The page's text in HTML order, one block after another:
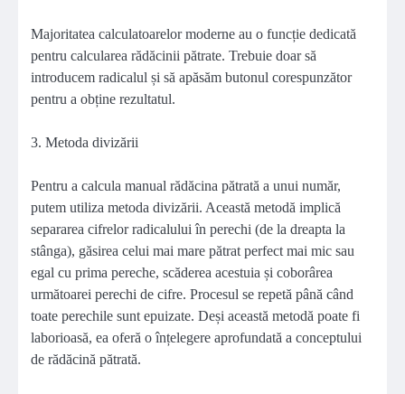
Majoritatea calculatoarelor moderne au o funcție dedicată
pentru calcularea rădăcinii pătrate. Trebuie doar să
introducem radicalul și să apăsăm butonul corespunzător
pentru a obține rezultatul.
3. Metoda divizării
Pentru a calcula manual rădăcina pătrată a unui număr,
putem utiliza metoda divizării. Această metodă implică
separarea cifrelor radicalului în perechi (de la dreapta la
stânga), găsirea celui mai mare pătrat perfect mai mic sau
egal cu prima pereche, scăderea acestuia și coborârea
următoarei perechi de cifre. Procesul se repetă până când
toate perechile sunt epuizate. Deși această metodă poate fi
laborioasă, ea oferă o înțelegere aprofundată a conceptului
de rădăcină pătrată.